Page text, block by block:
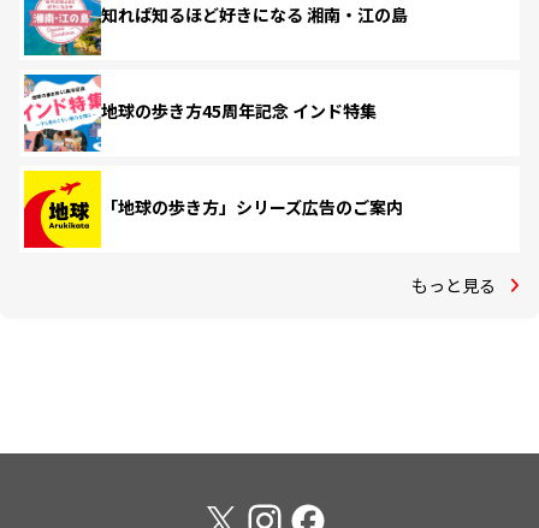
知れば知るほど好きになる 湘南・江の島
地球の歩き方45周年記念 インド特集
「地球の歩き方」シリーズ広告のご案内
もっと見る